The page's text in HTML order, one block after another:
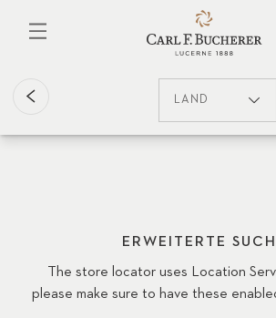
LAND
ERWEITERTE
The store locator uses Location
please make sure to have these